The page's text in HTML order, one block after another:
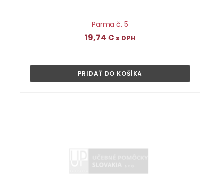
Parma č. 5
19,74 € s DPH
PRIDAŤ DO KOŠÍKA